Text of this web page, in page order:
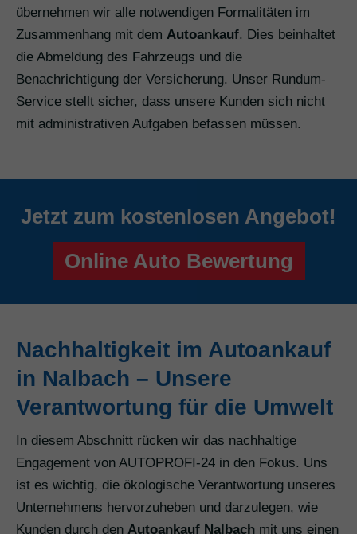
übernehmen wir alle notwendigen Formalitäten im
Zusammenhang mit dem Autoankauf. Dies beinhaltet
die Abmeldung des Fahrzeugs und die
Benachrichtigung der Versicherung. Unser Rundum-
Service stellt sicher, dass unsere Kunden sich nicht
mit administrativen Aufgaben befassen müssen.
Jetzt zum kostenlosen Angebot!
Online Auto Bewertung
Nachhaltigkeit im Autoankauf
in Nalbach – Unsere
Verantwortung für die Umwelt
In diesem Abschnitt rücken wir das nachhaltige
Engagement von AUTOPROFI-24 in den Fokus. Uns
ist es wichtig, die ökologische Verantwortung unseres
Unternehmens hervorzuheben und darzulegen, wie
Kunden durch den Autoankauf Nalbach mit uns einen